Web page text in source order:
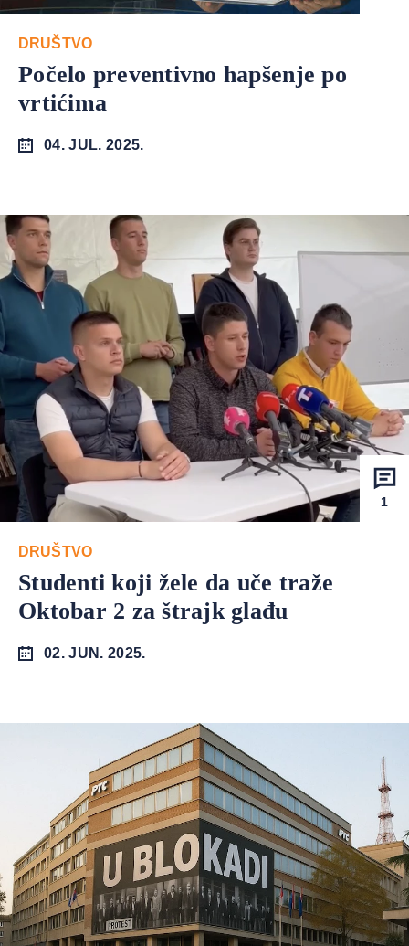
DRUŠTVO
Počelo preventivno hapšenje po
vrtićima
04. JUL. 2025.
1
DRUŠTVO
Studenti koji žele da uče traže
Oktobar 2 za štrajk glađu
02. JUN. 2025.